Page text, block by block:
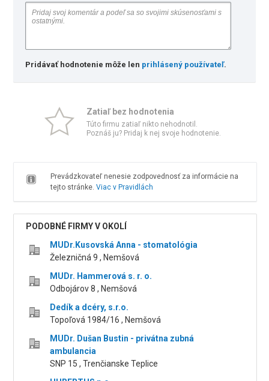
Pridávať hodnotenie môže len prihlásený používateľ.
Zatiaľ bez hodnotenia
Túto firmu zatiaľ nikto nehodnotil.
Poznáš ju? Pridaj k nej svoje hodnotenie.
Prevádzkovateľ nenesie zodpovednosť za informácie na
tejto stránke. Viac v Pravidlách
PODOBNÉ FIRMY V OKOLÍ
MUDr.Kusovská Anna - stomatológia
Železničná 9 , Nemšová
MUDr. Hammerová s. r. o.
Odbojárov 8 , Nemšová
Dedík a dcéry, s.r.o.
Topoľová 1984/16 , Nemšová
MUDr. Dušan Bustin - privátna zubná
ambulancia
SNP 15 , Trenčianske Teplice